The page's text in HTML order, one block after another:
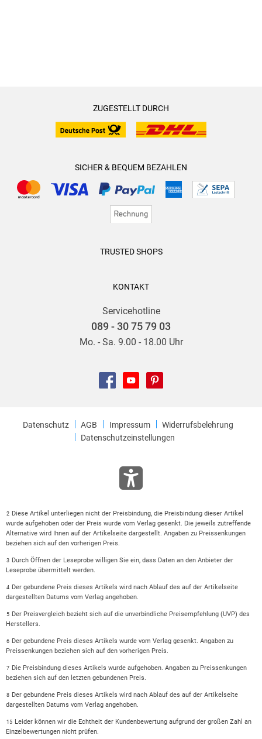
ZUGESTELLT DURCH
SICHER & BEQUEM BEZAHLEN
TRUSTED SHOPS
KONTAKT
Servicehotline
089 - 30 75 79 03
Mo. - Sa. 9.00 - 18.00 Uhr
Datenschutz AGB Impressum
Widerrufsbelehrung
Datenschutzeinstellungen
2
Diese Artikel unterliegen nicht der Preisbindung, die Preisbindung dieser Artikel
wurde aufgehoben oder der Preis wurde vom Verlag gesenkt. Die jeweils zutreffende
Alternative wird Ihnen auf der Artikelseite dargestellt. Angaben zu Preissenkungen
beziehen sich auf den vorherigen Preis.
3
Durch Öffnen der Leseprobe willigen Sie ein, dass Daten an den Anbieter der
Leseprobe übermittelt werden.
4
Der gebundene Preis dieses Artikels wird nach Ablauf des auf der Artikelseite
dargestellten Datums vom Verlag angehoben.
5
Der Preisvergleich bezieht sich auf die unverbindliche Preisempfehlung (UVP) des
Herstellers.
6
Der gebundene Preis dieses Artikels wurde vom Verlag gesenkt. Angaben zu
Preissenkungen beziehen sich auf den vorherigen Preis.
7
Die Preisbindung dieses Artikels wurde aufgehoben. Angaben zu Preissenkungen
beziehen sich auf den letzten gebundenen Preis.
8
Der gebundene Preis dieses Artikels wird nach Ablauf des auf der Artikelseite
dargestellten Datums vom Verlag angehoben.
15
Leider können wir die Echtheit der Kundenbewertung aufgrund der großen Zahl an
Einzelbewertungen nicht prüfen.